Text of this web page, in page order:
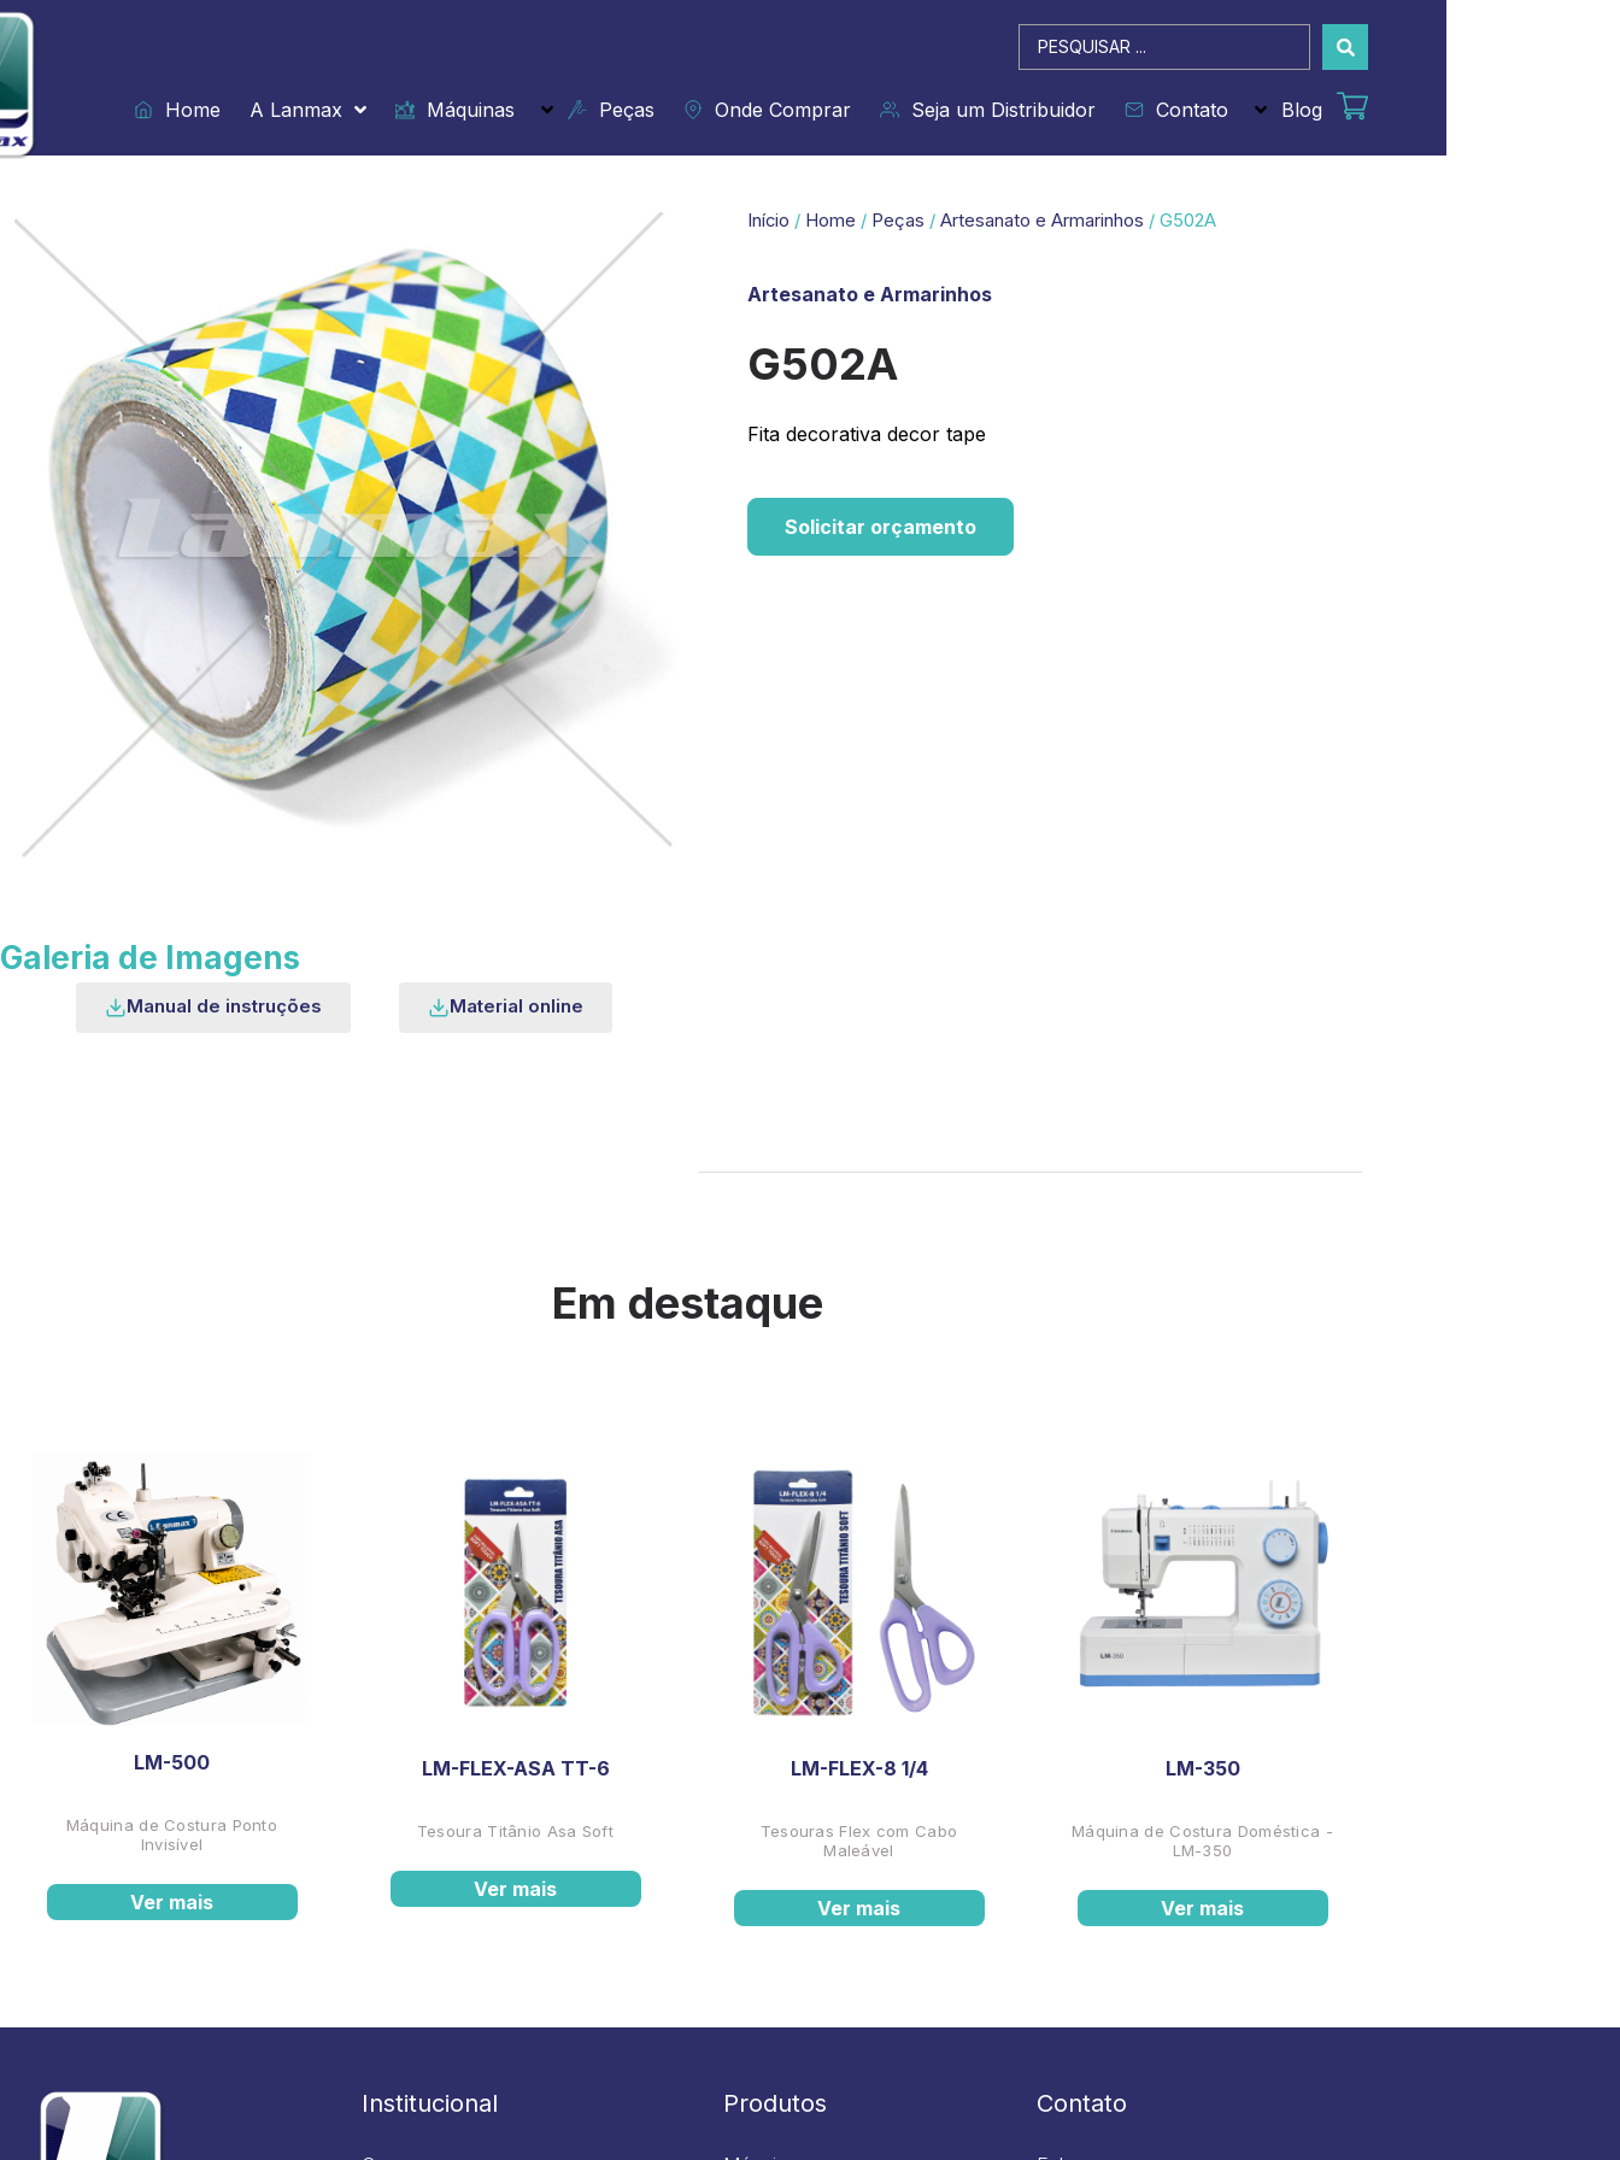
Ir
para
o
conteúdo
Pesquisar
...
Home
A Lanmax Máquinas Peças Onde Comprar Seja um Distribuidor Contato Blog
Galeria de Imagens
Manual de instruções Material online
Início / Home / Peças / Artesanato e Armarinhos / G502A
Artesanato e Armarinhos
G502A
Fita decorativa decor tape
Solicitar orçamento
Em destaque
LM-500
Máquina de Costura Ponto
Invisível
Ver mais
LM-FLEX-ASA TT-6
Tesoura Titânio Asa Soft
Ver mais
LM-FLEX-8 1/4
Tesouras Flex com Cabo
Maleável
Ver mais
LM-350
Máquina de Costura Doméstica -
LM-350
Ver mais
Institucional Produtos Contato